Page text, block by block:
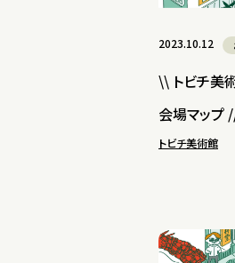
2023.10.12
\\ トビチ美
会場マップ
トビチ美術館